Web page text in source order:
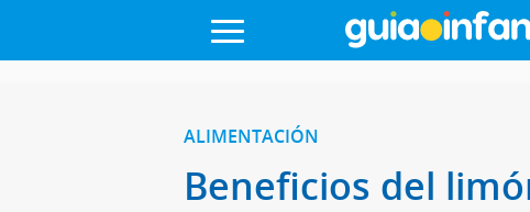
ALIMENTACIÓN
Beneficios del